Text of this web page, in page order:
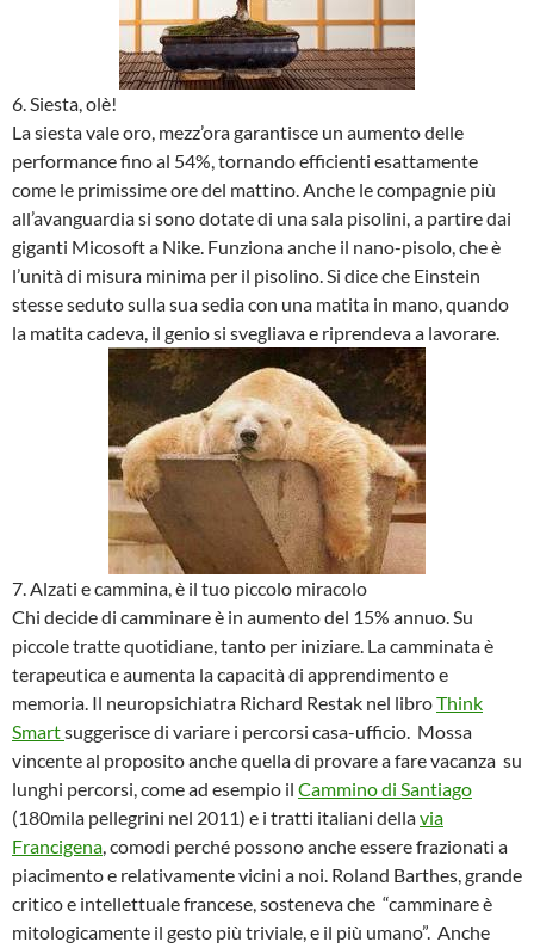
6. Siesta, olè!
La siesta vale oro, mezz’ora garantisce un aumento delle
performance fino al 54%, tornando efficienti esattamente
come le primissime ore del mattino. Anche le compagnie più
all’avanguardia si sono dotate di una sala pisolini, a partire dai
giganti Micosoft a Nike. Funziona anche il nano-pisolo, che è
l’unità di misura minima per il pisolino. Si dice che Einstein
stesse seduto sulla sua sedia con una matita in mano, quando
la matita cadeva, il genio si svegliava e riprendeva a lavorare.
7. Alzati e cammina, è il tuo piccolo miracolo
Chi decide di camminare è in aumento del 15% annuo. Su
piccole tratte quotidiane, tanto per iniziare. La camminata è
terapeutica e aumenta la capacità di apprendimento e
memoria. Il neuropsichiatra Richard Restak nel libroThink
Smartsuggerisce di variare i percorsi casa-ufficio. Mossa
vincente al proposito anche quella di provare a fare vacanza su
lunghi percorsi, come ad esempio il Cammino di Santiago
(180mila pellegrini nel 2011) e i tratti italiani dellavia
Francigena, comodi perché possono anche essere frazionati a
piacimento e relativamente vicini a noi. Roland Barthes, grande
critico e intellettuale francese, sosteneva che “camminare è
mitologicamente il gesto più triviale, e il più umano”. Anche